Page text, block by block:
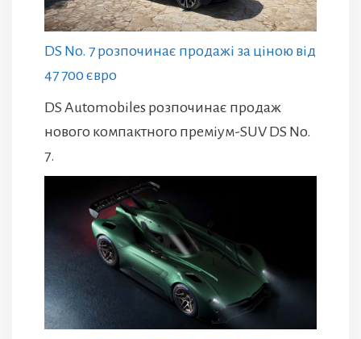
DS No. 7 розпочинає продажі за ціною від
47 700 євро
DS Automobiles розпочинає продаж
нового компактного преміум-SUV DS No.
7.